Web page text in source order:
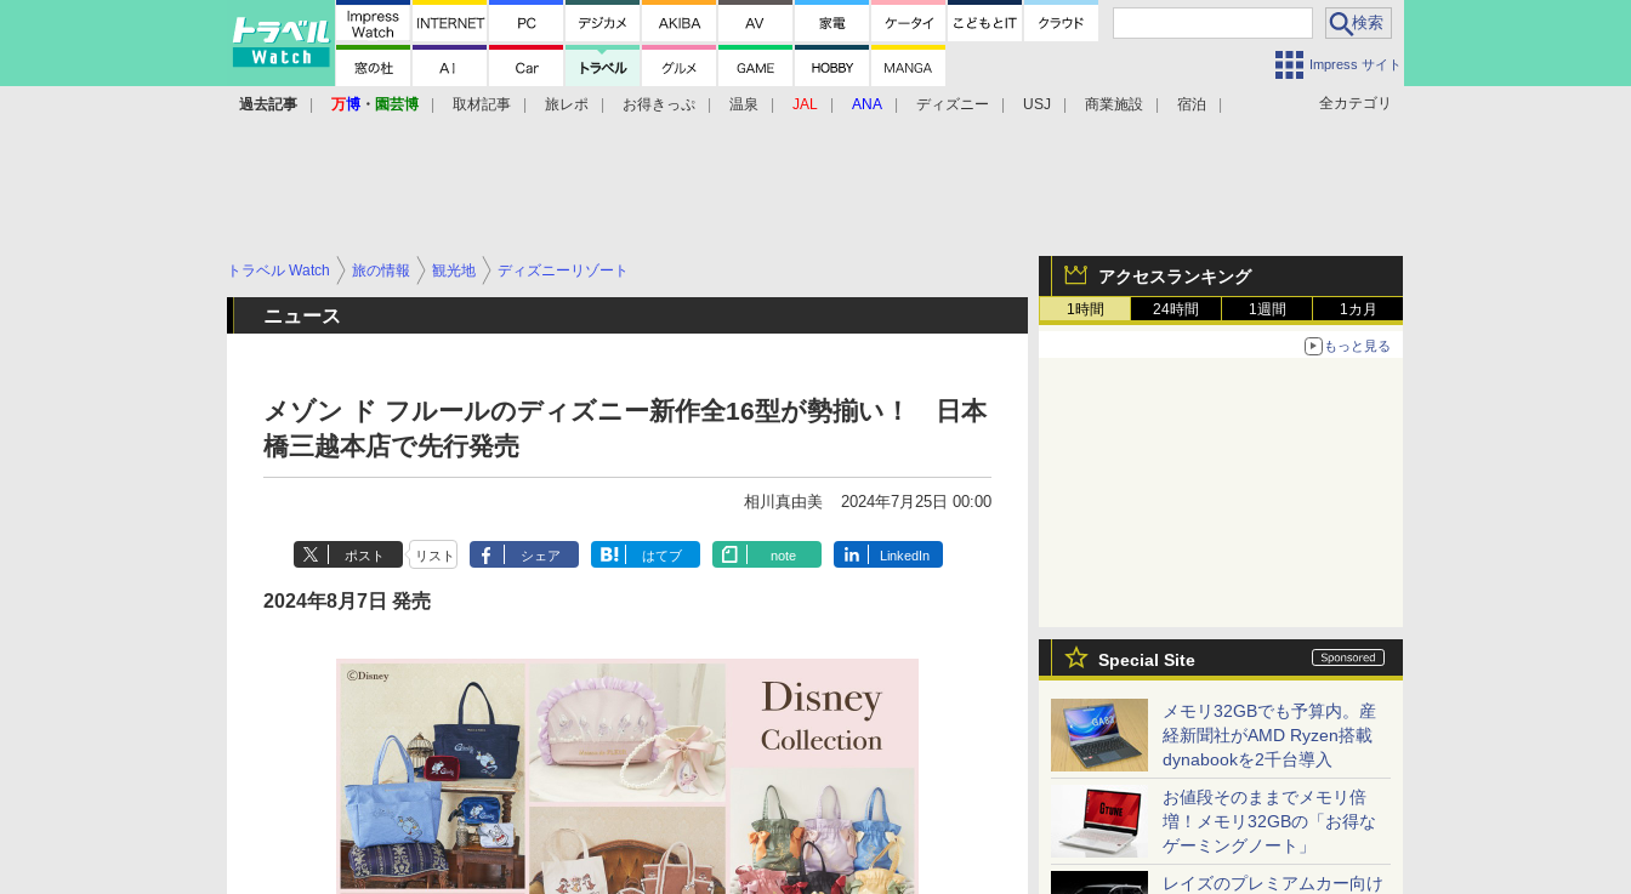
Impress サイト
全カテゴリ
過去記事 万博 ・ 園芸博 取材記事 旅レポ お得きっぷ 温泉 JAL ANA ディズニー USJ 商業施設 宿泊
アクセスランキング
1時間 24時間 1週間 1カ月
もっと見る
Special Site
メモリ32GBでも予算内。産
経新聞社がAMD Ryzen搭載
dynabookを2千台導入
お値段そのままでメモリ倍
増！メモリ32GBの「お得な
ゲーミングノート」
レイズのプレミアムカー向け
トラベル Watch 旅の情報 観光地 ディズニーリゾート
ニュース
メゾン ド フルールのディズニー新作全16型が勢揃い！ 日本
橋三越本店で先行発売
相川真由美 2024年7月25日 00:00
ポスト リスト シェア はてブ note LinkedIn
2024年8月7日 発売